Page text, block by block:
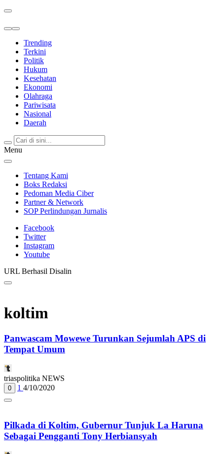
Trending
Terkini
Politik
Hukum
Kesehatan
Ekonomi
Olahraga
Pariwisata
Nasional
Daerah
Menu
Tentang Kami
Boks Redaksi
Pedoman Media Ciber
Partner & Network
SOP Perlindungan Jurnalis
Facebook
Twitter
Instagram
Youtube
URL Berhasil Disalin
koltim
Panwascam Mowewe Turunkan Sejumlah APS di
Tempat Umum
triaspolitika NEWS
0 1 4/10/2020
Pilkada di Koltim, Gubernur Tunjuk La Haruna
Sebagai Pengganti Tony Herbiansyah